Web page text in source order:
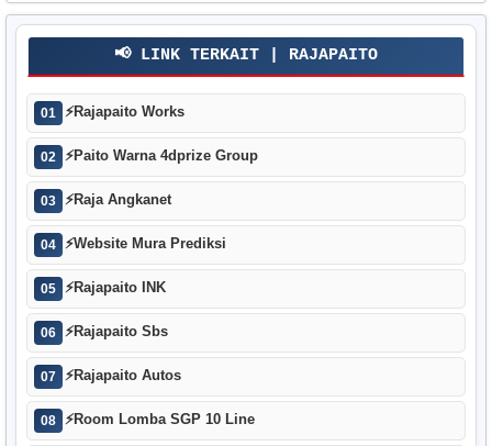
📢 LINK TERKAIT | RAJAPAITO
01 ⚡Rajapaito Works
02 ⚡Paito Warna 4dprize Group
03 ⚡Raja Angkanet
04 ⚡Website Mura Prediksi
05 ⚡Rajapaito INK
06 ⚡Rajapaito Sbs
07 ⚡Rajapaito Autos
08 ⚡Room Lomba SGP 10 Line